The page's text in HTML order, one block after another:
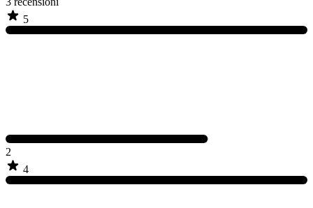
5
2
4